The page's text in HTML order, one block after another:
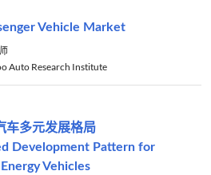
Vehicle Market
Auto Research Institute
车多元发展格局
Development Pattern for
Vehicles